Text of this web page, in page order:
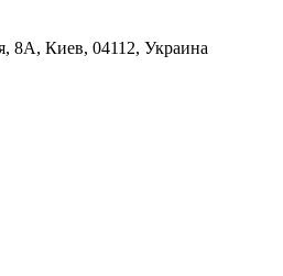
8А, Киев, 04112, Украина